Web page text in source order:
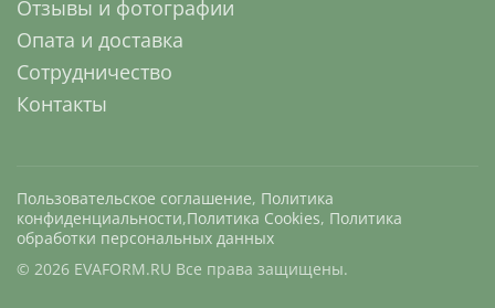
Отзывы и фотографии
Опата и доставка
Сотрудничество
Контакты
Пользовательское соглашение, Политика
конфиденциальности,Политика Cookies, Политика
обработки персональных данных
© 2026 EVAFORM.RU Все права защищены.